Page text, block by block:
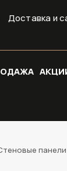
Доставка и
панели